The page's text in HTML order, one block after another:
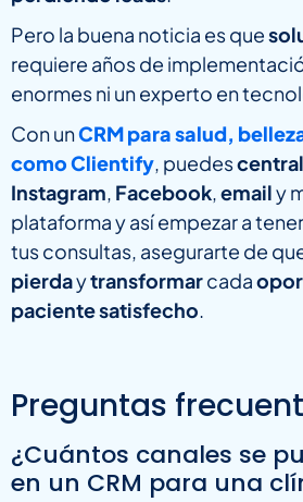
Pero la buena noticia es que
requiere años de
enormes ni un experto en
Con unCRM para salud,
como Clientify, puedes
Instagram, Facebook,emaily
plataforma y así empezar a
tus consultas, asegurarte de
pierdaytransformarcada
paciente satisfecho.
Preguntas
¿Cuántos canales se
en un CRM para una